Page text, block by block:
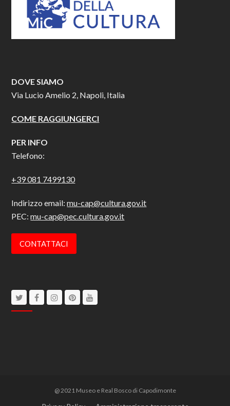
DOVE SIAMO
Via Lucio Amelio 2, Napoli, Italia
COME RAGGIUNGERCI
PER INFO
Telefono:
+39 081 7499130
Indirizzo email:mu-cap@cultura.gov.it
PEC:mu-cap@pec.cultura.gov.it
CONTATTACI
TwitterFacebookInstagram
Pinterest
@ 2021 Museo e Real Bosco di Capodimonte